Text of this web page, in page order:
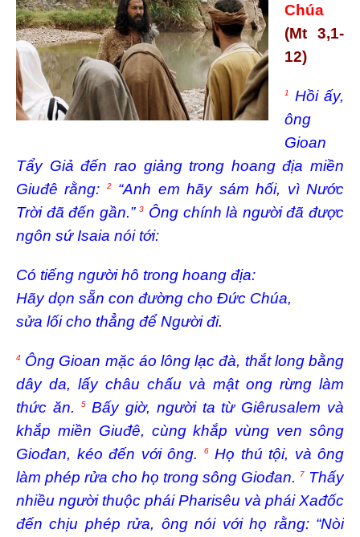
Chúa
(Mt 3,1-
12)
1
Hồi ấy,
ông
Gioan
Tẩy Giả đến rao giảng trong hoang địa miền
Giuđê rằng:
2“Anh em hãy sám hối, vì Nước
Trời đã đến gần.” 3
Ông chính là người đã được
ngôn sứ Isaia nói tới:
Có tiếng người hô trong hoang địa:
Hãy dọn sẵn con đường cho Ðức Chúa,
sửa lối cho thẳng để Người đi.
4
Ông Gioan mặc áo lông lạc đà, thắt long bằng
dây da, lấy châu chấu và mật ong rừng làm
thức ăn.
5Bấy giờ, người ta từ Giêrusalem và
khắp miền Giuđê, cùng khắp vùng ven sông
Giođan, kéo đến với ông.
6Họ thú tội, và ông
làm phép rửa cho họ trong sông Giođan.
7 Thấy
nhiều người thuộc phái Pharisêu và phái Xađốc
đến chịu phép rửa, ông nói với họ rằng: “Nòi